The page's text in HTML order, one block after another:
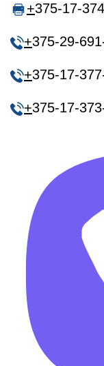
+375-17-
+375-29-
+375-17-
+375-17-